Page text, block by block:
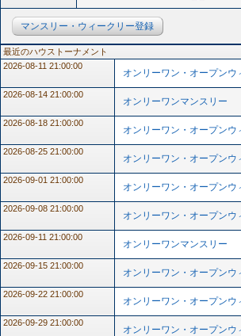
マンスリー・ウィークリー登録
最近のハウストーナメント
2026-08-11 21:00:00
オンリーワン・オープンウ
2026-08-14 21:00:00
オンリーワンマンスリー
2026-08-18 21:00:00
オンリーワン・オープンウ
2026-08-25 21:00:00
オンリーワン・オープンウ
2026-09-01 21:00:00
オンリーワン・オープンウ
2026-09-08 21:00:00
オンリーワン・オープンウ
2026-09-11 21:00:00
オンリーワンマンスリー
2026-09-15 21:00:00
オンリーワン・オープンウ
2026-09-22 21:00:00
オンリーワン・オープンウ
2026-09-29 21:00:00
オンリーワン・オープンウ